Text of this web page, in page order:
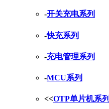
-开关充电系列
-快充系列
-充电管理系列
-MCU系列
<<OTP单片机系列